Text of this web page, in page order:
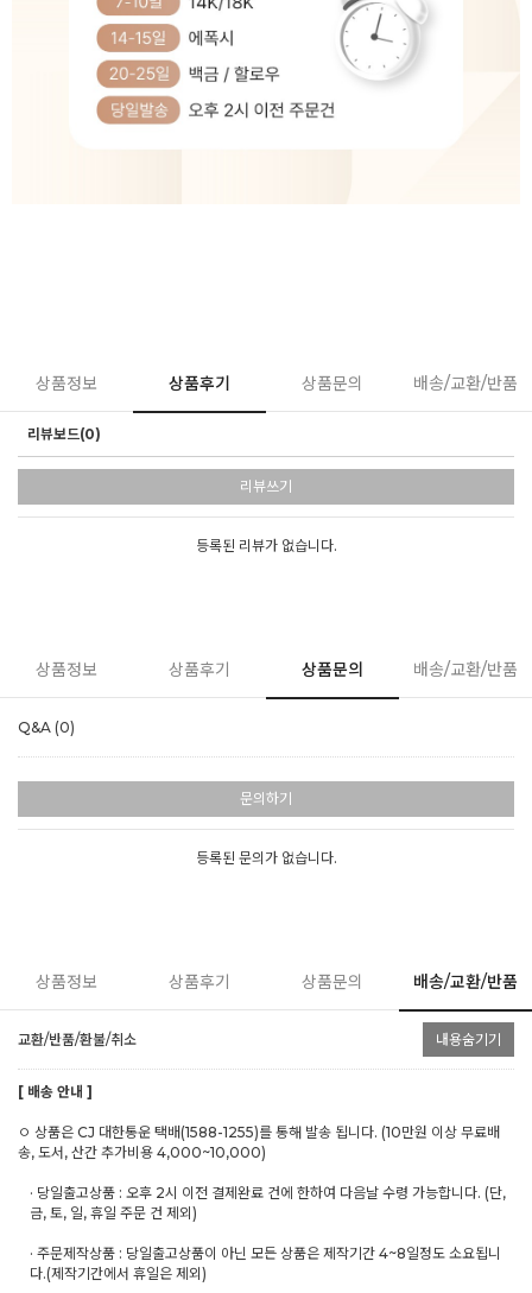
상품정보 상품후기 상품문의 배송/교환/반품
리뷰보드(0)
리뷰쓰기
등록된 리뷰가 없습니다.
상품정보 상품후기 상품문의 배송/교환/반품
Q&A (0)
문의하기
등록된 문의가 없습니다.
상품정보 상품후기 상품문의 배송/교환/반품
교환/반품/환불/취소 내용숨기기
[ 배송 안내 ]
ㅇ 상품은 CJ 대한통운 택배(1588-1255)를 통해 발송 됩니다. (10만원 이상 무료배
송, 도서, 산간 추가비용 4,000~10,000)
· 당일출고상품 : 오후 2시 이전 결제완료 건에 한하여 다음날 수령 가능합니다. (단,
금, 토, 일, 휴일 주문 건 제외)
· 주문제작상품 : 당일출고상품이 아닌 모든 상품은 제작기간 4~8일정도 소요됩니
다.(제작기간에서 휴일은 제외)